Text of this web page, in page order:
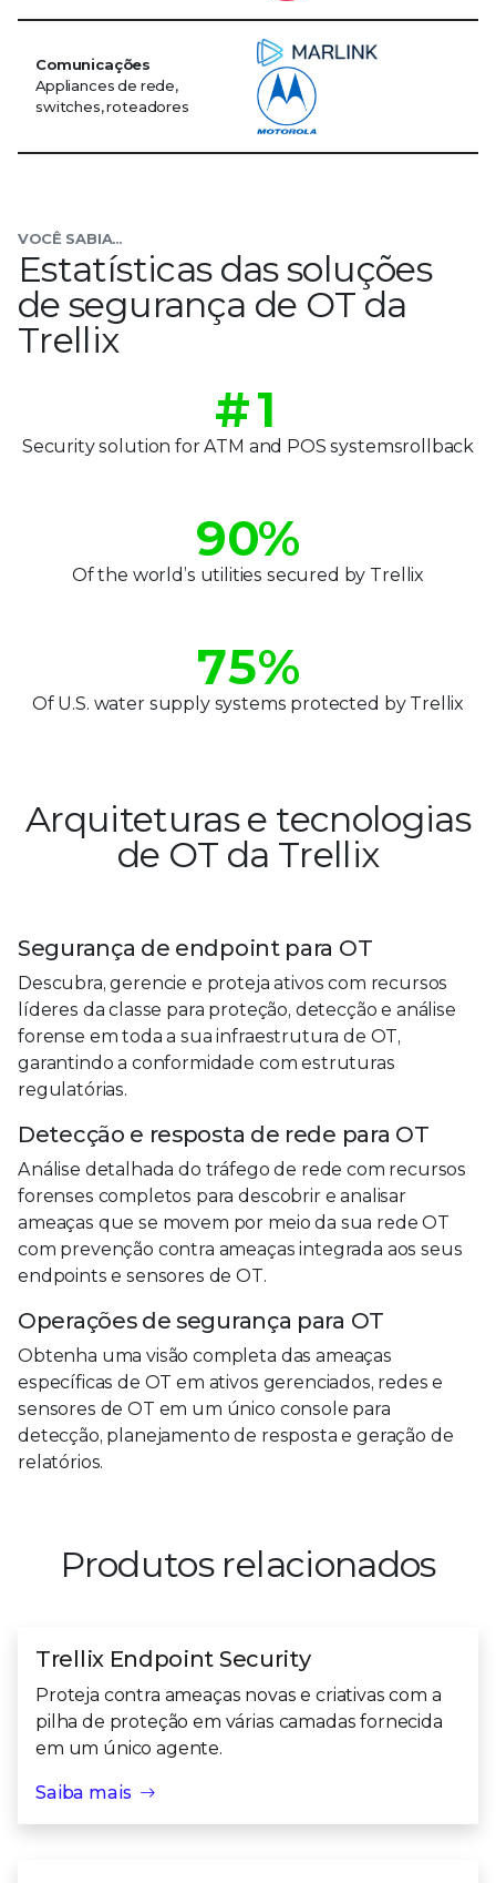
Comunicações
Appliances de rede,
switches, roteadores
VOCÊ SABIA...
Estatísticas das soluções
de segurança de OT da
Trellix
#1
2
3
4
6
7
9
Security solution for ATM and POS systemsrollback
1
4
5
6
7
90
1
2
3
4
6
7
8
9
%
Of the world’s utilities secured by Trellix
0
2
3
4
5
7
8
0
1
2
3
5
6
8
9
%
Of U.S. water supply systems protected by Trellix
Arquiteturas e tecnologias
de OT da Trellix
Segurança de endpoint para OT
Descubra, gerencie e proteja ativos com recursos
líderes da classe para proteção, detecção e análise
forense em toda a sua infraestrutura de OT,
garantindo a conformidade com estruturas
regulatórias.
Detecção e resposta de rede para OT
Análise detalhada do tráfego de rede com recursos
forenses completos para descobrir e analisar
ameaças que se movem por meio da sua rede OT
com prevenção contra ameaças integrada aos seus
endpoints e sensores de OT.
Operações de segurança para OT
Obtenha uma visão completa das ameaças
específicas de OT em ativos gerenciados, redes e
sensores de OT em um único console para
detecção, planejamento de resposta e geração de
relatórios.
Produtos relacionados
Trellix Endpoint Security
Proteja contra ameaças novas e criativas com a
pilha de proteção em várias camadas fornecida
em um único agente.
Saiba mais